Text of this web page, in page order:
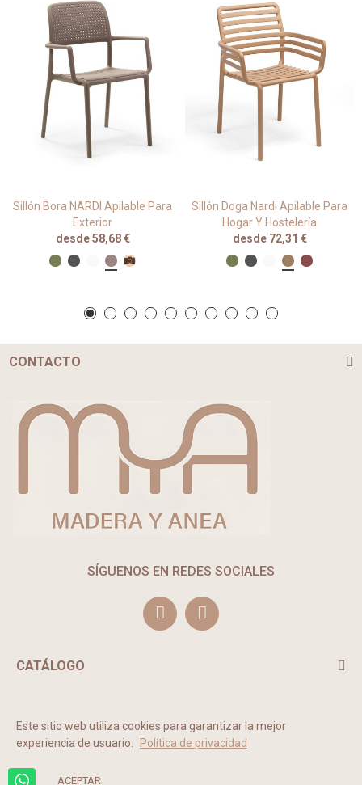
Sillón Bora NARDI Apilable Para
Exterior
desde 58,68 €
Sillón Doga Nardi Apilable Para
Hogar Y Hostelería
desde 72,31 €
CONTACTO
SÍGUENOS EN REDES SOCIALES
CATÁLOGO
Este sitio web utiliza cookies para garantizar la mejor
experiencia de usuario.
Política de privacidad
ACEPTAR